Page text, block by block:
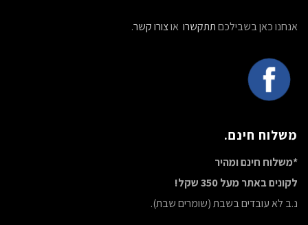
אנחנו כאן בשבילכםתתקשרו אוצורו קשר.
משלוח חינם.
*משלוח חינם ומהיר
לקונים באתר מעל 350 שקל!
נ.ב לא עובדים בשבת (שומרים שבת).